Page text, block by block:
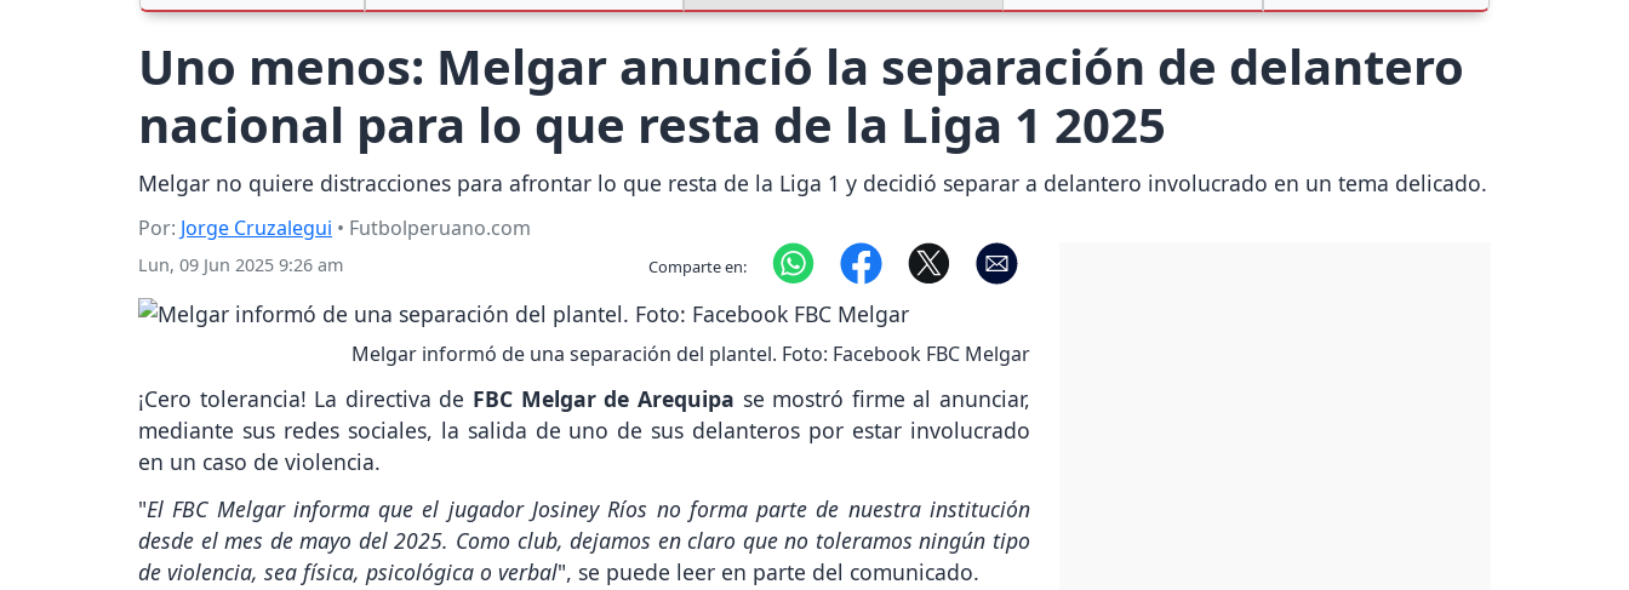
Uno menos: Melgar anunció la separación de delantero
nacional para lo que resta de la Liga 1 2025
Melgar no quiere distracciones para afrontar lo que resta de la Liga 1 y decidió separar a delantero involucrado en un tema delicado.
Por: Jorge Cruzalegui • Futbolperuano.com
Lun, 09 Jun 2025 9:26 am Comparte en:
Melgar informó de una separación del plantel. Foto: Facebook FBC Melgar
¡Cero tolerancia! La directiva de FBC Melgar de Arequipa se mostró firme al anunciar,
mediante sus redes sociales, la salida de uno de sus delanteros por estar involucrado
en un caso de violencia.
"El FBC Melgar informa que el jugador Josiney Ríos no forma parte de nuestra institución
desde el mes de mayo del 2025. Como club, dejamos en claro que no toleramos ningún tipo
de violencia, sea física, psicológica o verbal", se puede leer en parte del comunicado.